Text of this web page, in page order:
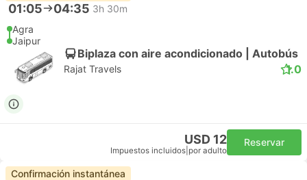
01:05 04:35 3h 30m
Agra
Jaipur
Biplaza con aire acondicionado | Autobús
Rajat Travels 1.0
USD 12
Impuestos incluidos por adulto
Reservar
Confirmación instantánea